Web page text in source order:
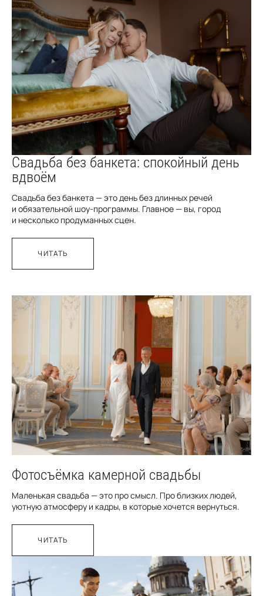
Свадьба без банкета: спокойный день
вдвоём
Свадьба без банкета — это день без длинных речей
и обязательной шоу-программы. Главное — вы, город
и несколько продуманных сцен.
ЧИТАТЬ
Фотосъёмка камерной свадьбы
Маленькая свадьба — это про смысл. Про близких людей,
уютную атмосферу и кадры, в которые хочется вернуться.
ЧИТАТЬ